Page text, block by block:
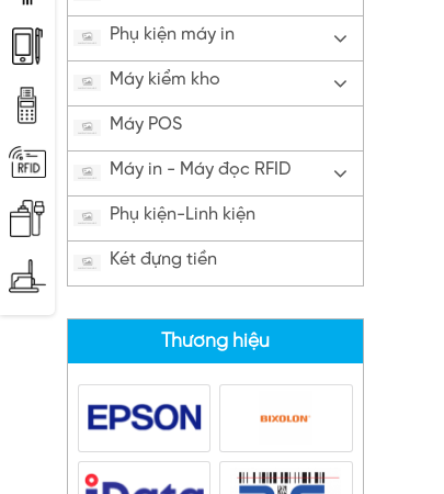
Phụ kiện máy in
Máy kiểm kho
Máy POS
Máy in - Máy đọc RFID
Phụ kiện-Linh kiện
Két đựng tiền
Thương hiệu